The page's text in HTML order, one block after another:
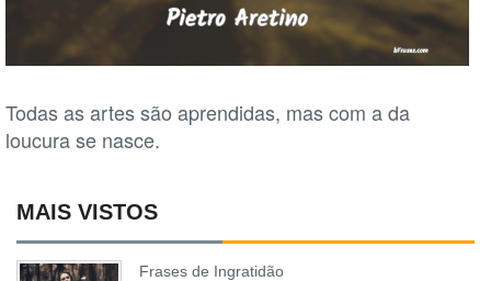
Todas as artes são aprendidas, mas com a da
loucura se nasce.
MAIS VISTOS
Frases de Ingratidão